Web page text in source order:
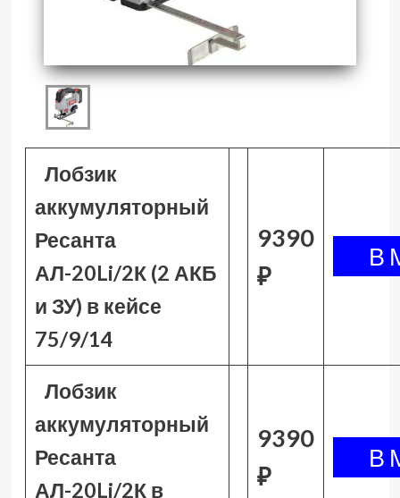
Лобзик
аккумуляторный
Ресанта
АЛ-20Li/2К (2 АКБ
и ЗУ) в кейсе
75/9/14
9390
₽
Лобзик
аккумуляторный
Ресанта
АЛ-20Li/2К в
9390
₽